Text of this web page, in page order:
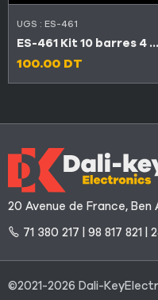
UGS : ES-461
ES-461 Kit 10 barres 4 LED TV Maxwell 50″
100.00 DT
20 Avenue de France, Ben
71 380 217 | 98 817 821 |
©2021-2026 Dali-